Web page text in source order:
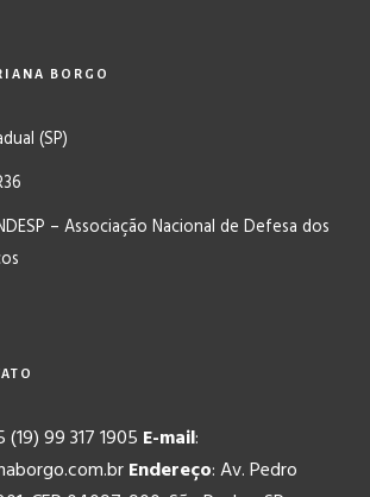
BORGO
(SP)
– Associação Nacional de Defesa dos
(19) 99 317 1905 E-mail:
Endereço: Av. Pedro